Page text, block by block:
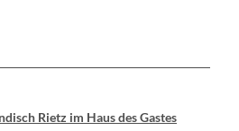
Rietz im Haus des Gastes